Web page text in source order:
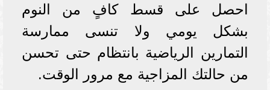
احصل على قسط كافٍ من النوم
بشكل يومي ولا تنسى ممارسة
التمارين الرياضية بانتظام حتى تحسن
من حالتك المزاجية مع مرور الوقت.